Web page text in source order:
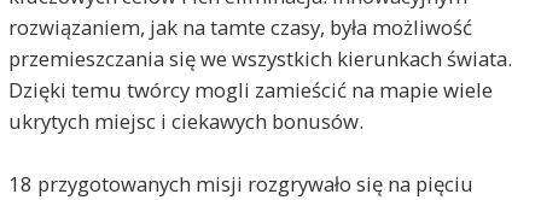
rozwiązaniem, jak na tamte czasy, była możliwość
przemieszczania się we wszystkich kierunkach świata.
Dzięki temu twórcy mogli zamieścić na mapie wiele
ukrytych miejsc i ciekawych bonusów.
18 przygotowanych misji rozgrywało się na pięciu